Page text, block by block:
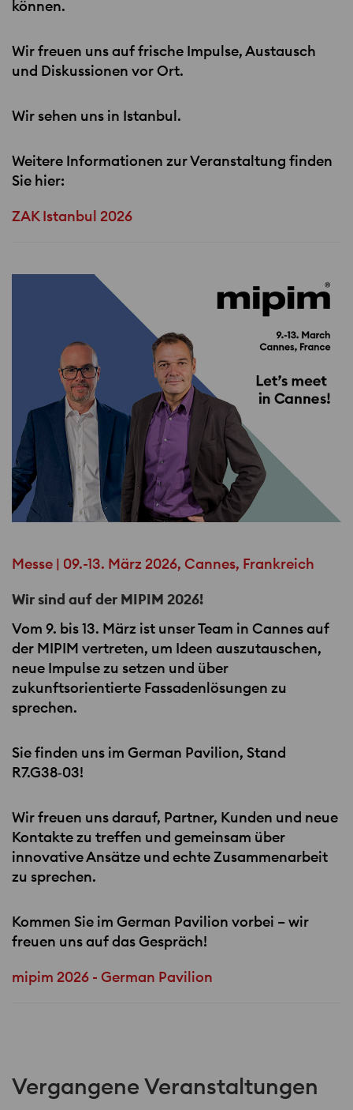
können.
Wir freuen uns auf frische Impulse, Austausch
und Diskussionen vor Ort.
Wir sehen uns in Istanbul.
Weitere Informationen zur Veranstaltung finden
Sie hier:
ZAK Istanbul 2026
Messe | 09.-13. März 2026, Cannes, Frankreich
Wir sind auf der MIPIM 2026!
Vom 9. bis 13. März ist unser Team in Cannes auf
der MIPIM vertreten, um Ideen auszutauschen,
neue Impulse zu setzen und über
zukunftsorientierte Fassadenlösungen zu
sprechen.
Sie finden uns im German Pavilion, Stand
R7.G38‑03!
Wir freuen uns darauf, Partner, Kunden und neue
Kontakte zu treffen und gemeinsam über
innovative Ansätze und echte Zusammenarbeit
zu sprechen.
Kommen Sie im German Pavilion vorbei – wir
freuen uns auf das Gespräch!
mipim 2026 - German Pavilion
Vergangene Veranstaltungen